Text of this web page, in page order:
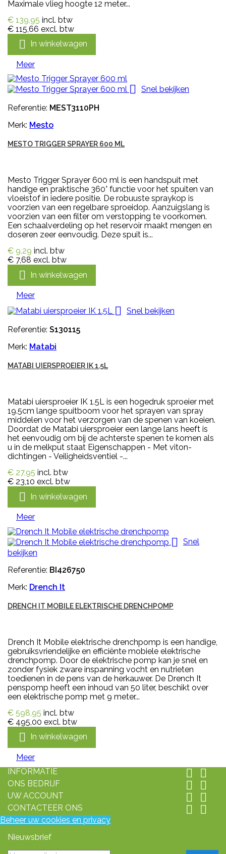
Maximale vlieg hoogte 12 meter...
€ 139,95 incl. btw
€ 115,66 excl. btw
 In winkelwagen
Meer

Snel bekijken
Referentie: MEST3110PH
Merk: Mesto
MESTO TRIGGER SPRAYER 600 ML
Mesto Trigger Sprayer 600 ml is een handspuit met
handige en praktische 360° functie voor het spuiten van
vloeistof in iedere positie. De robuuste spraykop is
voorzien van een regelbare sproeidop. Aanzuigslang is
voorzien van een filter om verstopping te voorkomen.
Een schaalverdeling op het reservoir maakt mengen en
doseren zeer eenvoudig. Deze spuit is...
€ 9,29 incl. btw
€ 7,68 excl. btw
 In winkelwagen
Meer

Snel bekijken
Referentie: S130115
Merk: Matabi
MATABI UIERSPROEIER IK 1.5L
Matabi uiersproeier IK 1.5L is een hogedruk sproeier met
19.5cm lange spuitboom voor het sprayen van spray
middelen voor het verzorgen van de spenen van koeien.
Doordat de Matabi uiersproeier een lange lans heeft is
het eenvoudig om bij de achterste spenen te komen als
u in de melkput staat Eigenschappen - Met viton-
dichtingen - Veiligheidsventiel -...
€ 27,95 incl. btw
€ 23,10 excl. btw
 In winkelwagen
Meer

Snel
bekijken
Referentie: BI426750
Merk: Drench It
DRENCH IT MOBILE ELEKTRISCHE DRENCHPOMP
Drench It Mobile elektrische drenchpomp is een handige,
gebruiksvriendelijke en efficiënte mobiele elektrische
drenchpomp. Door de elektrische pomp kan je snel en
zonder fysiek zware inspanning vocht en nutrieten
toedienen in de pens van de herkauwer. De Drench It
penspomp heeft een inhoud van 50 liter, beschikt over
een elektrische pomp met 9 meter...
€ 598,95 incl. btw
€ 495,00 excl. btw
 In winkelwagen
Meer
INFORMATIE
 
ONS BEDRIJF  
UW ACCOUNT  
CONTACTEER ONS  
Beheer uw cookies en privacy
Nieuwsbrief